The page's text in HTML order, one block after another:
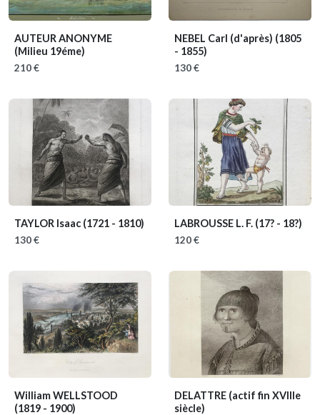
AUTEUR ANONYME
(Milieu 19éme)
210 €
NEBEL Carl (d'après) (1805
- 1855)
130 €
TAYLOR Isaac (1721 - 1810)
130 €
LABROUSSE L. F. (17? - 18?)
120 €
William WELLSTOOD
(1819 - 1900)
DELATTRE (actif fin XVIIIe
siècle)